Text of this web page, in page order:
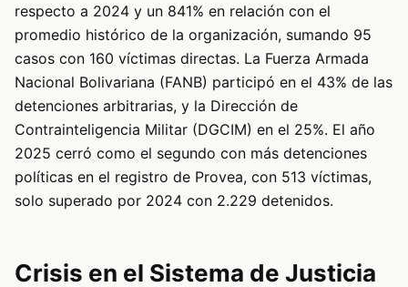
respecto a 2024 y un 841% en relación con el
promedio histórico de la organización, sumando 95
casos con 160 víctimas directas. La Fuerza Armada
Nacional Bolivariana (FANB) participó en el 43% de las
detenciones arbitrarias, y la Dirección de
Contrainteligencia Militar (DGCIM) en el 25%. El año
2025 cerró como el segundo con más detenciones
políticas en el registro de Provea, con 513 víctimas,
solo superado por 2024 con 2.229 detenidos.
Crisis en el Sistema de Justicia